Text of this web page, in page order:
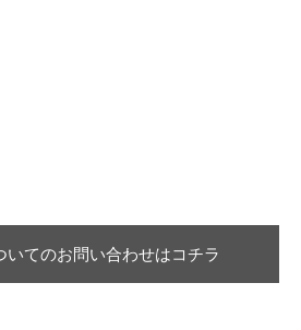
いてのお問い合わせはコチラ